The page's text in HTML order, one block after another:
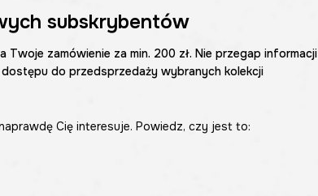
subskrybentów
zamówienie za min. 200 zł. Nie przegap informacji
do przedsprzedaży wybranych kolekcji
Cię interesuje. Powiedz, czy jest to: